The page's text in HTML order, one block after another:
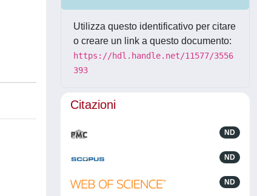
Utilizza questo identificativo per citare
o creare un link a questo documento:
https://hdl.handle.net/11577/3556
393
Citazioni
ND
ND
ND